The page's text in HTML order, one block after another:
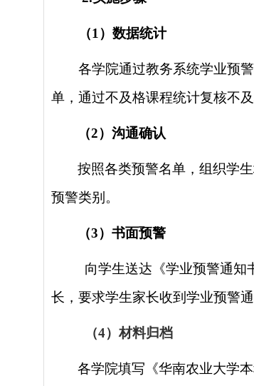
（1 ） 数据统计
各学院通过教务系统学业预
单 ， 通过不及格课程统计复核不
（2） 沟通确认
按照各类预警名单， 组织学
预警类别 。
（3） 书面预警
向学生送达《学业预警通知
长，要求学生家长收到学业预警
（4）材料归档
各学院填写《华南农业大学